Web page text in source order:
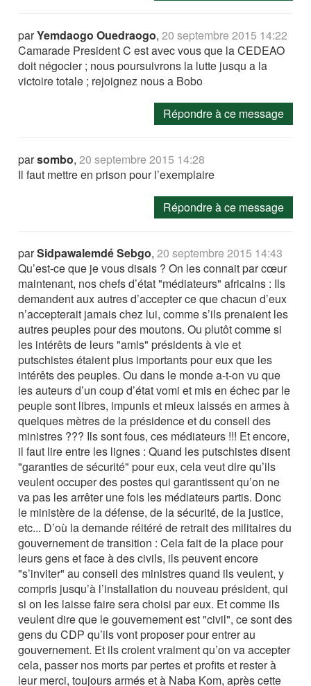
parYemdaogo Ouedraogo,20 septembre 2015 14:22
Camarade President C est avec vous que la CEDEAO
doit négocier ; nous poursuivrons la lutte jusqu a la
victoire totale ; rejoignez nous a Bobo
Répondre à ce message
parsombo,20 septembre 2015 14:28
Il faut mettre en prison pour l’exemplaire
Répondre à ce message
parSidpawalemdé Sebgo,20 septembre 2015 14:43
Qu’est-ce que je vous disais ? On les connait par cœur
maintenant, nos chefs d’état "médiateurs" africains : Ils
demandent aux autres d’accepter ce que chacun d’eux
n’accepterait jamais chez lui, comme s’ils prenaient les
autres peuples pour des moutons. Ou plutôt comme si
les intérêts de leurs "amis" présidents à vie et
putschistes étaient plus importants pour eux que les
intérêts des peuples. Ou dans le monde a-t-on vu que
les auteurs d’un coup d’état vomi et mis en échec par le
peuple sont libres, impunis et mieux laissés en armes à
quelques mètres de la présidence et du conseil des
ministres ??? Ils sont fous, ces médiateurs !!! Et encore,
il faut lire entre les lignes : Quand les putschistes disent
"garanties de sécurité" pour eux, cela veut dire qu’ils
veulent occuper des postes qui garantissent qu’on ne
va pas les arrêter une fois les médiateurs partis. Donc
le ministère de la défense, de la sécurité, de la justice,
etc... D’où la demande réitéré de retrait des militaires du
gouvernement de transition : Cela fait de la place pour
leurs gens et face à des civils, ils peuvent encore
"s’inviter" au conseil des ministres quand ils veulent, y
compris jusqu’à l’installation du nouveau président, qui
si on les laisse faire sera choisi par eux. Et comme ils
veulent dire que le gouvernement est "civil", ce sont des
gens du CDP qu’ils vont proposer pour entrer au
gouvernement. Et ils croient vraiment qu’on va accepter
cela, passer nos morts par pertes et profits et rester à
leur merci, toujours armés et à Naba Kom, après cette